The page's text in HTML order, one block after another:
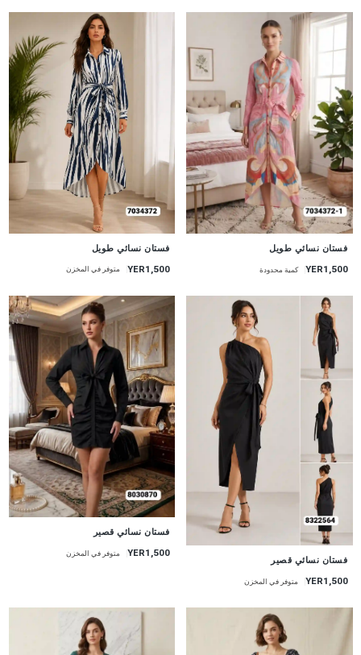
فستان نسائي طويل
YER1,500 كمية محدودة
فستان نسائي طويل
YER1,500 متوفر في المخزن
جديد
فستان نسائي قصير
YER1,500 متوفر في المخزن
جديد
فستان نسائي قصير
YER1,500 متوفر في المخزن